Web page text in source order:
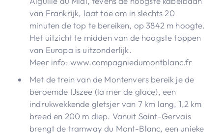
van Frankrijk, laat toe om in slechts 20
minuten de top te bereiken, op 3842 m hoogte.
Het uitzicht te midden van de hoogste toppen
van Europa is uitzonderlijk.
Meer info: www.compagniedumontblanc.fr
Met de trein van de Montenvers bereik je de
beroemde IJszee (la mer de glace), een
indrukwekkende gletsjer van 7 km lang, 1,2 km
breed en 200 m diep. Vanuit Saint-Gervais
brengt de tramway du Mont-Blanc, een unieke